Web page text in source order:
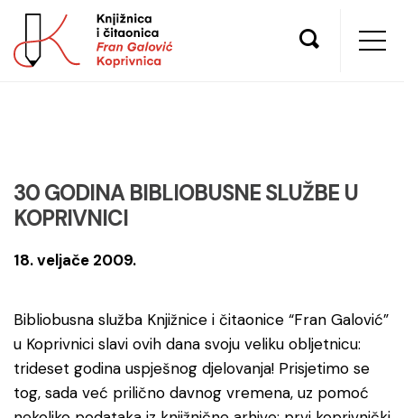
30 GODINA BIBLIOBUSNE SLUŽBE U
KOPRIVNICI
18. veljače 2009.
Bibliobusna služba Knjižnice i čitaonice “Fran Galović”
u Koprivnici slavi ovih dana svoju veliku obljetnicu:
trideset godina uspješnog djelovanja! Prisjetimo se
tog, sada već prilično davnog vremena, uz pomoć